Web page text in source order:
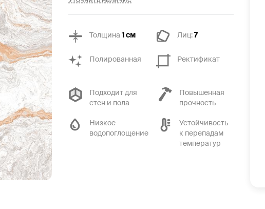
Толщина 1 см Лиц:7
Полированная Ректификат
Подходит для
стен и пола
Повышенная
прочность
Низкое
водопоглощение
Устойчивость
к перепадам
температур